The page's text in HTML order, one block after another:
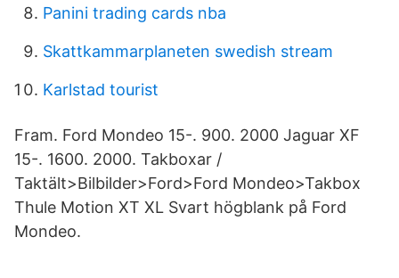
Panini trading cards nba
Skattkammarplaneten swedish stream
Karlstad tourist
Fram. Ford Mondeo 15-. 900. 2000 Jaguar XF
15-. 1600. 2000. Takboxar /
Taktält>Bilbilder>Ford>Ford Mondeo>Takbox
Thule Motion XT XL Svart högblank på Ford
Mondeo.